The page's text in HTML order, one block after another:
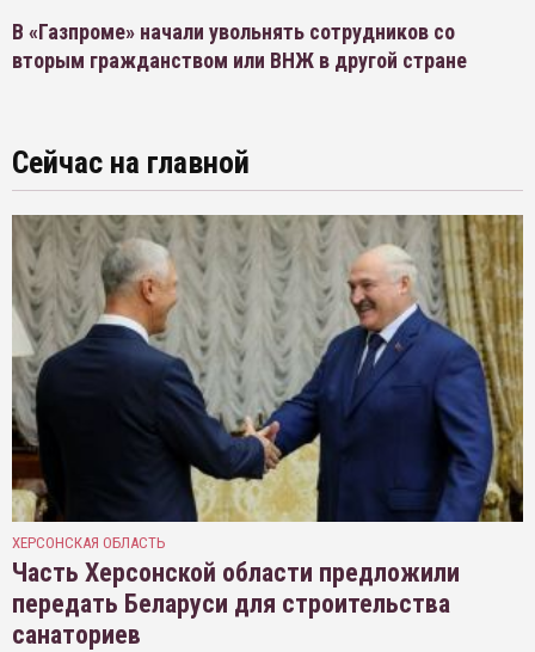
В «Газпроме» начали увольнять сотрудников со
вторым гражданством или ВНЖ в другой стране
Сейчас на главной
ХЕРСОНСКАЯ ОБЛАСТЬ
Часть Херсонской области предложили
передать Беларуси для строительства
санаториев